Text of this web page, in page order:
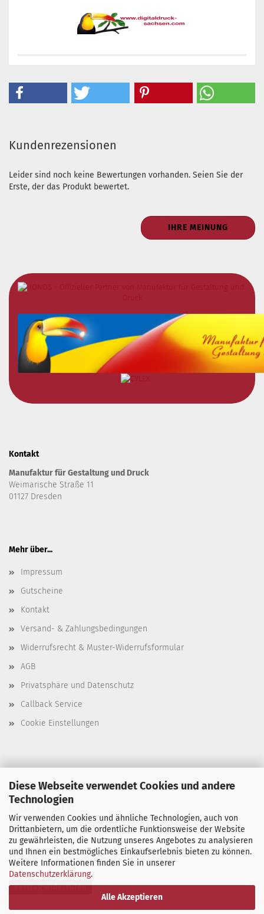
Diese Webseite verwendet Cookies und andere
Technologien
Wir verwenden Cookies und ähnliche Technologien, auch von
Drittanbietern, um die ordentliche Funktionsweise der Website
zu gewährleisten, die Nutzung unseres Angebotes zu analysieren
und Ihnen ein bestmögliches Einkaufserlebnis bieten zu können.
Weitere Informationen finden Sie in unserer
Datenschutzerklärung.
Alle Akzeptieren
Kundenrezensionen
Leider sind noch keine Bewertungen vorhanden. Seien Sie der
Erste, der das Produkt bewertet.
IHRE MEINUNG
Kontakt
Manufaktur für Gestaltung und Druck
Weimarische Straße 11
01127 Dresden
Mehr über...
Impressum
Gutscheine
Kontakt
Versand- & Zahlungsbedingungen
Widerrufsrecht & Muster-Widerrufsformular
AGB
Privatsphäre und Datenschutz
Callback Service
Cookie Einstellungen
T. 0351 647 544 93
F. 0351 647 544 97
M. manu@buchdruck-digital.de
Vertrag widerrufen